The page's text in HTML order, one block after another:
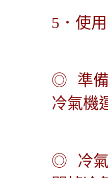
5． 使
◎
準
冷氣機
◎
冷